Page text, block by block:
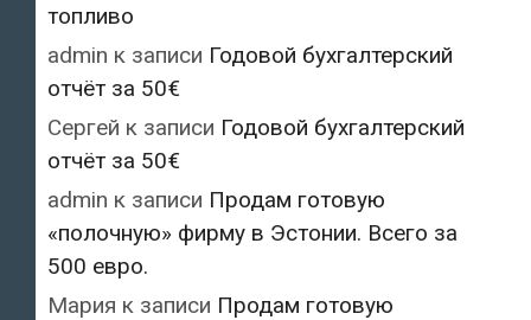
топливо
admin к записи Годовой бухгалтерский
отчёт за 50€
Сергей к записи Годовой бухгалтерский
отчёт за 50€
admin к записи Продам готовую
«полочную» фирму в Эстонии. Всего за
500 евро.
Мария к записи Продам готовую